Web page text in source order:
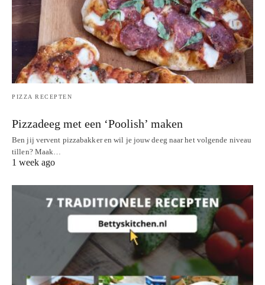
PIZZA RECEPTEN
Pizzadeeg met een ‘Poolish’ maken
Ben jij vervent pizzabakker en wil je jouw deeg naar het volgende niveau
tillen? Maak…
1 week ago